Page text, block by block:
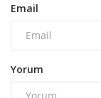
Email
Yorum